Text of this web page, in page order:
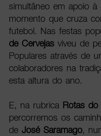
simultâneo em apoio à
momento que cruza
futebol. Nas festas
de Cervejasviveu de
Populares através de
colaboradores na
esta altura do ano.
E, na rubrica Rotas
percorremos os
de José Saramago,